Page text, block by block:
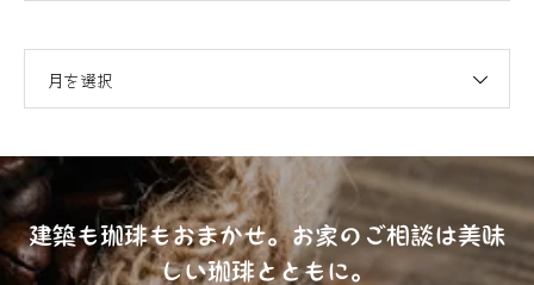
月を選択
建築も珈琲もおまかせ。お家のご相談は美味
しい珈琲とともに。